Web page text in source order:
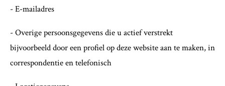
- E-mailadres
- Overige persoonsgegevens die u actief verstrekt
bijvoorbeeld door een profiel op deze website aan te maken, in
correspondentie en telefonisch